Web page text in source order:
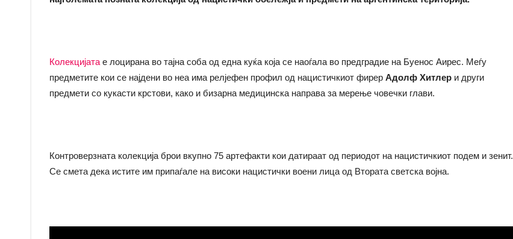
Колекцијата е лоцирана во тајна соба од една куќа која се наоѓала во предградие на Буенос Аирес. Меѓу
предметите кои се најдени во неа има релјефен профил од нацистичкиот фирер Адолф Хитлер и други
предмети со кукасти крстови, како и бизарна медицинска направа за мерење човечки глави.
Контроверзната колекција брои вкупно 75 артефакти кои датираат од периодот на нацистичкиот подем и зенит.
Се смета дека истите им припаѓале на високи нацистички воени лица од Втората светска војна.